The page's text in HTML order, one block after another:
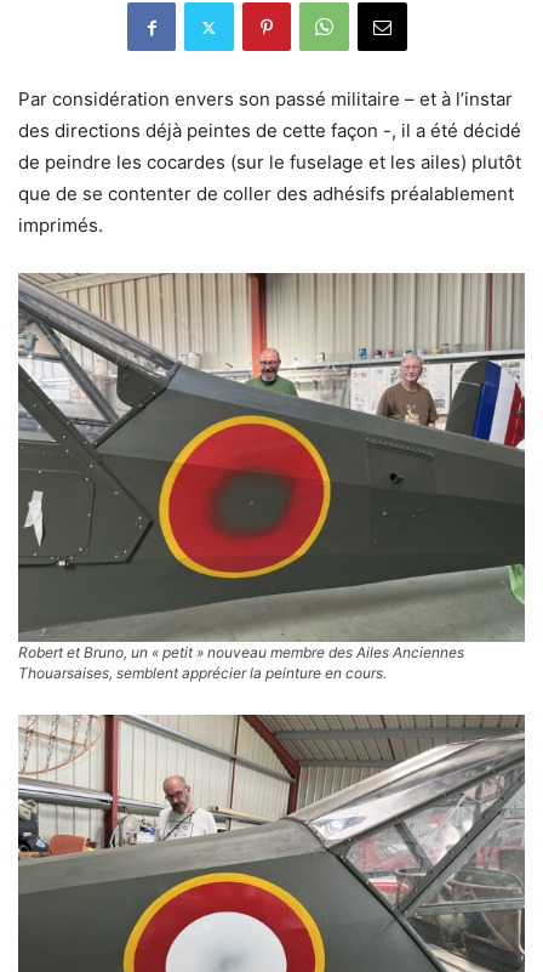
Par considération envers son passé militaire – et à l’instar
des directions déjà peintes de cette façon -, il a été décidé
de peindre les cocardes (sur le fuselage et les ailes) plutôt
que de se contenter de coller des adhésifs préalablement
imprimés.
Robert et Bruno, un « petit » nouveau membre des Ailes Anciennes
Thouarsaises, semblent apprécier la peinture en cours.